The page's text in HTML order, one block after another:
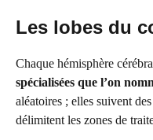
Les lobes du
Chaque hémisphère
spécialisées que l’on
aléatoires ; elles suivent
délimitent les zones de